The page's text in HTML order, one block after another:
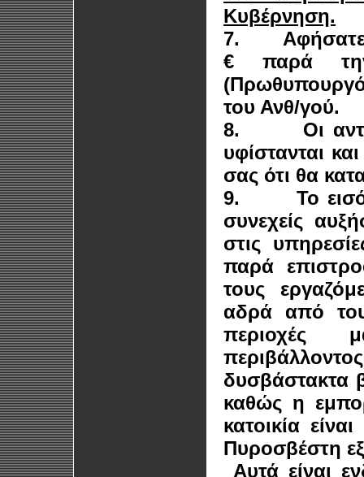
Κυβέρνηση.
7.
€ παρά
του Ανθ/γού.
8.
Οι
υφίστανται
σας ότι θα
9.
Το
συνεχείς
στις
παρά
τους
αδρά από
περιοχές
δυσβάστακτα
καθώς η
κατοικία
Πυροσβέστη
Αυτά είναι